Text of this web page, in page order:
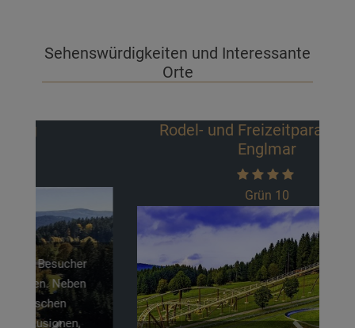
Sehenswürdigkeiten und Interessante
Orte
Rodel- und Freizeitparadies St.